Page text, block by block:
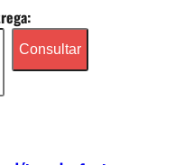
Consultar